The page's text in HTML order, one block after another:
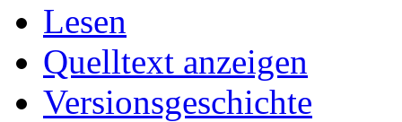
Lesen
Quelltext anzeigen
Versionsgeschichte